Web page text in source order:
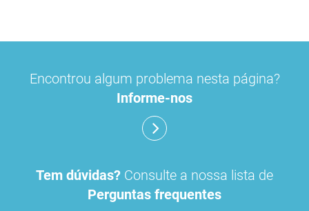
Encontrou algum problema nesta página?
Informe-nos
Tem dúvidas? Consulte a nossa lista de
Perguntas frequentes